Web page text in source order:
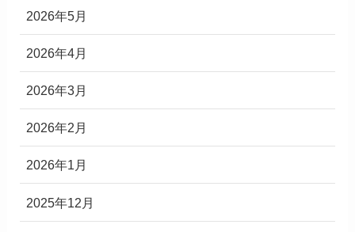
2026年5月
2026年4月
2026年3月
2026年2月
2026年1月
2025年12月